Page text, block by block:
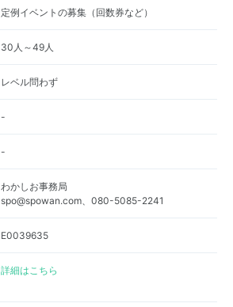
定例イベントの募集（回数券など）
30人～49人
レベル問わず
-
-
わかしお事務局
spo@spowan.com、080-5085-2241
E0039635
詳細はこちら